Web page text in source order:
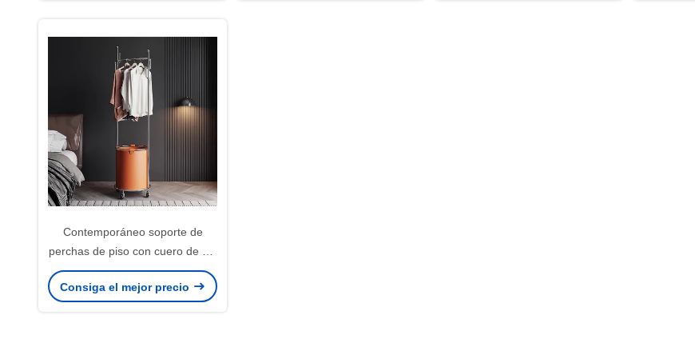
Contemporáneo soporte de
perchas de piso con cuero de PU
y metal personalizable
Consiga el mejor precio